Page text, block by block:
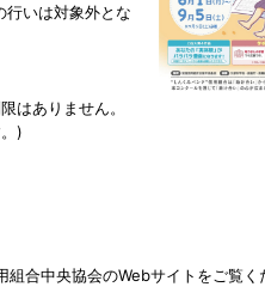
行いは対象外とな
はありません。
)
合中央協会のWebサイトをご覧く